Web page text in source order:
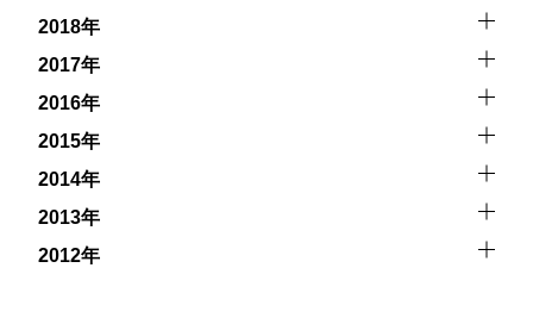
2018年
2017年
2016年
2015年
2014年
2013年
2012年